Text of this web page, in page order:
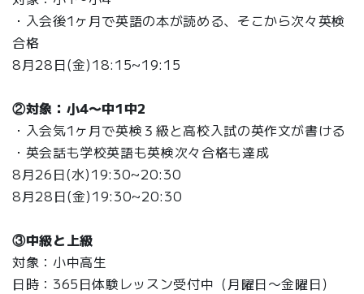
・入会後1ヶ月で英語の本が読める、そこから次々英検
合格
8月28日(金)18:15~19:15
②対象：小4〜中1中2
・入会気1ヶ月で英検３級と高校入試の英作文が書ける
・英会話も学校英語も英検次々合格も達成
8月26日(水)19:30~20:30
8月28日(金)19:30~20:30
③中級と上級
対象：小中高生
日時：365日体験レッスン受付中（月曜日〜金曜日）